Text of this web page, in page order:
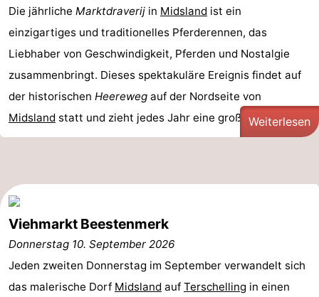
Schwimmbader
-
Radfahren
-
Wandern
-
Reiten
-
Surfen
-
Sportangeln
Seehunden
Nachtleben
Essen
Die jährliche Marktdraverij in Midsland ist ein
einzigartiges und traditionelles Pferderennen, das
Liebhaber von Geschwindigkeit, Pferden und Nostalgie
zusammenbringt. Dieses spektakuläre Ereignis findet auf
der historischen Heereweg auf der Nordseite von
Midsland statt und zieht jedes Jahr eine große Zahl von ...
Weiterlesen
Viehmarkt Beestenmerk
Donnerstag 10. September 2026
Jeden zweiten Donnerstag im September verwandelt sich
das malerische Dorf Midsland auf Terschelling in einen